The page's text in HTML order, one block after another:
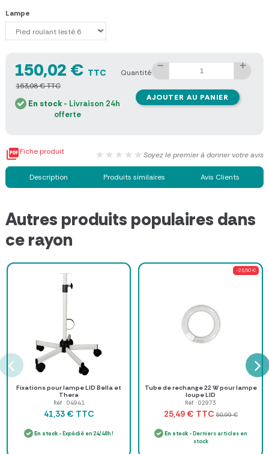
Lampe
150,02 € TTC
153,08 € TTC
En stock- Livraison 24h
offerte
Quantité
AJOUTER AU PANIER
Fiche produit ★★★★★ Soyez le premier à donner votre avis
Description Produits similaires Avis Clients
Autres produits populaires dans
ce rayon
Fixations pour lampe LID Bella et
Thera
Réf : 04941
41,33 € TTC
En stock - Expédié en 24/48h !
-25,50 €
Tube de rechange 22 W pour lampe
loupe LID
Réf : 02973
25,49 € TTC 50,99 €
En stock - Derniers articles en
stock